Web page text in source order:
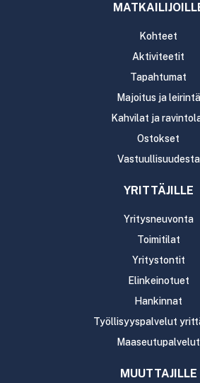
Kohteet
Aktiviteetit
Tapahtumat
Majoitus ja leirintä
Kahvilat ja
Ostokset
Vastuullisuudesta
YRITTÄJILLE
Yritysneuvonta
Toimitilat
Yritystontit
Elinkeinotuet
Hankinnat
Työllisyyspalvelut
Maaseutupalvelut
MUUTTAJILLE